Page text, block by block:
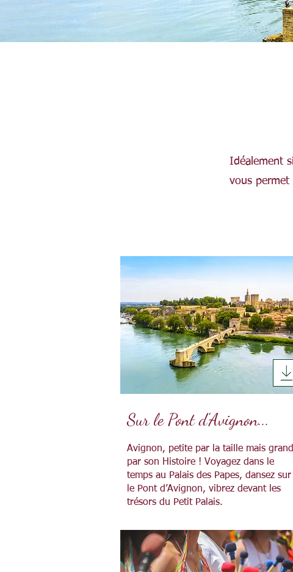
Idéalement
vous permet
Sur le Pont d'Avignon...
Avignon, petite par la taille mais
par son Histoire ! Voyagez dans le
temps au Palais des Papes, dansez sur
le Pont d’Avignon, vibrez devant les
trésors du Petit Palais.